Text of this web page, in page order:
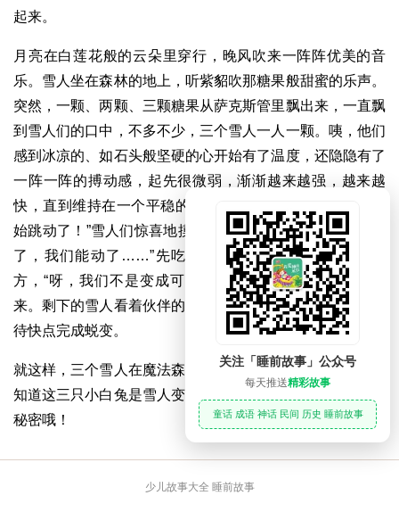
起来。
月亮在白莲花般的云朵里穿行，晚风吹来一阵阵优美的音
乐。雪人坐在森林的地上，听紫貂吹那糖果般甜蜜的乐声。
突然，一颗、两颗、三颗糖果从萨克斯管里飘出来，一直飘
到雪人们的口中，不多不少，三个雪人一人一颗。咦，他们
感到冰凉的、如石头般坚硬的心开始有了温度，还隐隐有了
一阵一阵的搏动感，起先很微弱，渐渐越来越强，越来越
快，直到维持在一个平稳的范围。“我们……我们的心脏开
始跳动了！”雪人们惊喜地摸着自己的心脏。“哇！我们有手
了，我们能动了……”先吃完糖果的两个雪人看了一眼对
方，“呀，我们不是变成可爱的小白兔了吗！”他们欢呼起
来。剩下的雪人看着伙伴的成功变身，也努力地吞咽着，期
待快点完成蜕变。
就这样，三个雪人在魔法森林里活了下来。当然，只有紫貂
知道这三只小白兔是雪人变的。看到故事的你，一定要保守
秘密哦！
少儿故事大全 睡前故事
关注「睡前故事」公众号
每天推送精彩故事
童话 成语 神话 民间 历史 睡前故事